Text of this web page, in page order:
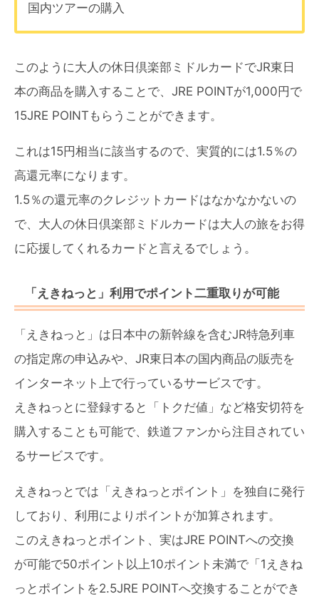
国内ツアーの購入
このように大人の休日倶楽部ミドルカードでJR東日
本の商品を購入することで、JRE POINTが1,000円で
15JRE POINTもらうことができます。
これは15円相当に該当するので、実質的には1.5％の
高還元率になります。
1.5％の還元率のクレジットカードはなかなかないの
で、大人の休日倶楽部ミドルカードは大人の旅をお得
に応援してくれるカードと言えるでしょう。
「えきねっと」利用でポイント二重取りが可能
「えきねっと」は日本中の新幹線を含むJR特急列車
の指定席の申込みや、JR東日本の国内商品の販売を
インターネット上で行っているサービスです。
えきねっとに登録すると「トクだ値」など格安切符を
購入することも可能で、鉄道ファンから注目されてい
るサービスです。
えきねっとでは「えきねっとポイント」を独自に発行
しており、利用によりポイントが加算されます。
このえきねっとポイント、実はJRE POINTへの交換
が可能で50ポイント以上10ポイント未満で「1えきね
っとポイントを2.5JRE POINTへ交換することができ